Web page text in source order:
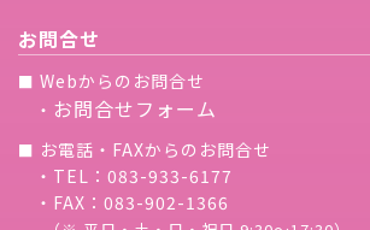
お問合せ
■ Webからのお問合せ
・ お問合せフォーム
■ お電話・FAXからのお問合せ
・TEL：083-933-6177
・FAX：083-902-1366